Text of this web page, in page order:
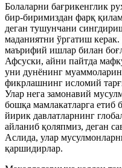
Болаларни бағрикенглик
бир-биримиздан фарқ
деган тушунчани
маданиятни ўргатиш
маърифий ишлар билан
Афсуски, айни пайтда
уни дунёнинг
фикрлашнинг исломий
Улар нега замонавий
бошқа мамлакатларга етиб
йирик давлатларнинг
айланиб қоляпмиз, деган
Аслида, улар
қаршидирлар.